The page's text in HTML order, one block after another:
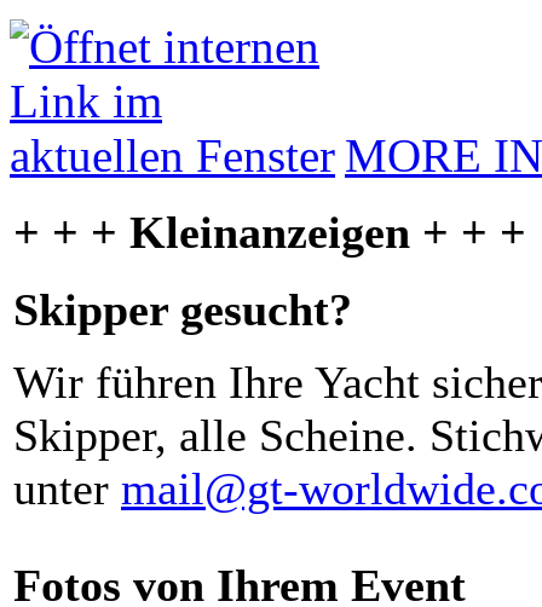
MORE
+ + + Kleinanzeigen + + +
Skipper gesucht?
Wir führen Ihre Yacht
Skipper, alle Scheine.
unter mail@gt-
Fotos von Ihrem Event